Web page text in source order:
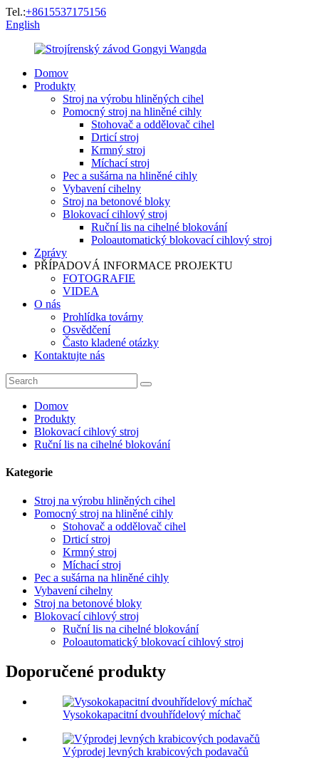
Tel.:+8615537175156
English
Domov
Produkty
Stroj na výrobu hliněných cihel
Pomocný stroj na hliněné cihly
Stohovač a oddělovač cihel
Drticí stroj
Krmný stroj
Míchací stroj
Pec a sušárna na hliněné cihly
Vybavení cihelny
Stroj na betonové bloky
Blokovací cihlový stroj
Ruční lis na cihelné blokování
Poloautomatický blokovací cihlový stroj
Zprávy
PŘÍPADOVÁ INFORMACE PROJEKTU
FOTOGRAFIE
VIDEA
O nás
Prohlídka továrny
Osvědčení
Často kladené otázky
Kontaktujte nás
Domov
Produkty
Blokovací cihlový stroj
Ruční lis na cihelné blokování
Kategorie
Stroj na výrobu hliněných cihel
Pomocný stroj na hliněné cihly
Stohovač a oddělovač cihel
Drticí stroj
Krmný stroj
Míchací stroj
Pec a sušárna na hliněné cihly
Vybavení cihelny
Stroj na betonové bloky
Blokovací cihlový stroj
Ruční lis na cihelné blokování
Poloautomatický blokovací cihlový stroj
Doporučené produkty
Vysokokapacitní dvouhřídelový míchač
Výprodej levných krabicových podavačů